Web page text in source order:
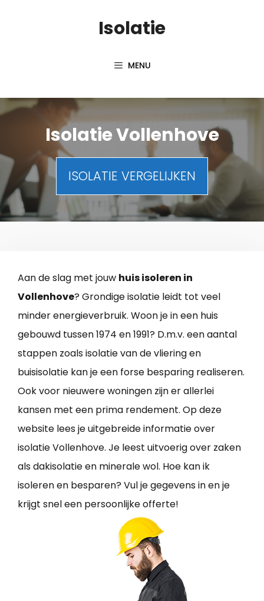
Isolatie
MENU
Isolatie Vollenhove
ISOLATIE VERGELIJKEN
Aan de slag met jouw huis isoleren in
Vollenhove? Grondige isolatie leidt tot veel
minder energieverbruik. Woon je in een huis
gebouwd tussen 1974 en 1991? D.m.v. een aantal
stappen zoals isolatie van de vliering en
buisisolatie kan je een forse besparing realiseren.
Ook voor nieuwere woningen zijn er allerlei
kansen met een prima rendement. Op deze
website lees je uitgebreide informatie over
isolatie Vollenhove. Je leest uitvoerig over zaken
als dakisolatie en minerale wol. Hoe kan ik
isoleren en besparen? Vul je gegevens in en je
krijgt snel een persoonlijke offerte!